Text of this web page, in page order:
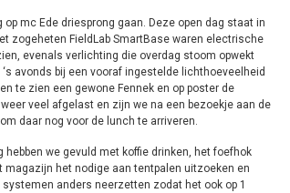
mc Ede driesprong gaan. Deze open dag staat in
zogeheten FieldLab SmartBase waren electrische
evenals verlichting die overdag stoom opwekt
avonds bij een vooraf ingestelde lichthoeveelheid
te zien een gewone Fennek en op poster de
veel afgelast en zijn we na een bezoekje aan de
daar nog voor de lunch te arriveren.
hebben we gevuld met koffie drinken, het foefhok
magazijn het nodige aan tentpalen uitzoeken en
anders neerzetten zodat het ook op 1